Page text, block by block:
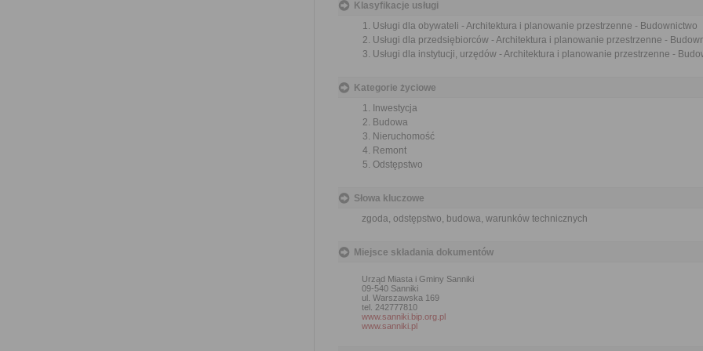
Klasyfikacje usługi
Usługi dla obywateli - Architektura i planowanie przestrzenne - Budownictwo
Usługi dla przedsiębiorców - Architektura i planowanie przestrzenne -
Usługi dla instytucji, urzędów - Architektura i planowanie przestrzenne -
Kategorie życiowe
Inwestycja
Budowa
Nieruchomość
Remont
Odstępstwo
Słowa kluczowe
zgoda, odstępstwo, budowa, warunków technicznych
Miejsce składania dokumentów
Urząd Miasta i Gminy Sanniki
09-540 Sanniki
ul. Warszawska 169
tel. 242777810
www.sanniki.bip.org.pl
www.sanniki.pl